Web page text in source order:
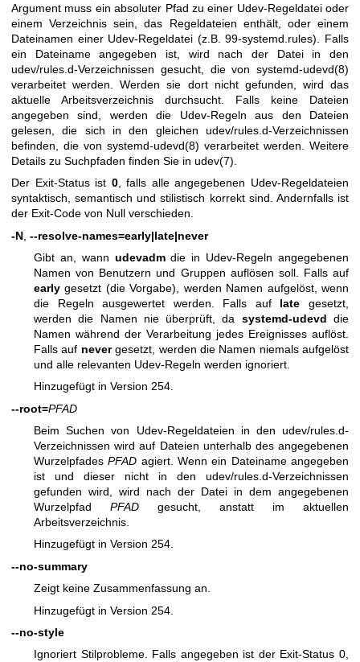
Argument muss ein absoluter Pfad zu einer Udev-Regeldatei oder
einem Verzeichnis sein, das Regeldateien enthält, oder einem
Dateinamen einer Udev-Regeldatei (z.B. 99-systemd.rules). Falls
ein Dateiname angegeben ist, wird nach der Datei in den
udev/rules.d-Verzeichnissen gesucht, die von systemd-udevd(8)
verarbeitet werden. Werden sie dort nicht gefunden, wird das
aktuelle Arbeitsverzeichnis durchsucht. Falls keine Dateien
angegeben sind, werden die Udev-Regeln aus den Dateien
gelesen, die sich in den gleichen udev/rules.d-Verzeichnissen
befinden, die von systemd-udevd(8) verarbeitet werden. Weitere
Details zu Suchpfaden finden Sie in udev(7)
Der Exit-Status ist 0, falls alle angegebenen Udev-Regeldateien
syntaktisch, semantisch und stilistisch korrekt sind. Andernfalls ist
der Exit-Code von Null verschieden.
-N --resolve-names=early|late|never
Gibt an, wann udevadmdie in Udev-Regeln angegebenen
Namen von Benutzern und Gruppen auflösen soll. Falls auf
early gesetzt (die Vorgabe), werden Namen aufgelöst, wenn
die Regeln ausgewertet werden. Falls auf late gesetzt,
werden die Namen nie überprüft, da systemd-udevd die
Namen während der Verarbeitung jedes Ereignisses auflöst.
Falls auf nevergesetzt, werden die Namen niemals aufgelöst
und alle relevanten Udev-Regeln werden ignoriert.
Hinzugefügt in Version 254.
--root=PFAD
Beim Suchen von Udev-Regeldateien in den udev/rules.d-
Verzeichnissen wird auf Dateien unterhalb des angegebenen
WurzelpfadesPFAD agiert. Wenn ein Dateiname angegeben
ist und dieser nicht in den udev/rules.d-Verzeichnissen
gefunden wird, wird nach der Datei in dem angegebenen
Wurzelpfad PFAD gesucht, anstatt im aktuellen
Arbeitsverzeichnis.
Hinzugefügt in Version 254.
--no-summary
Zeigt keine Zusammenfassung an.
Hinzugefügt in Version 254.
--no-style
Ignoriert Stilprobleme. Falls angegeben ist der Exit-Status 0,